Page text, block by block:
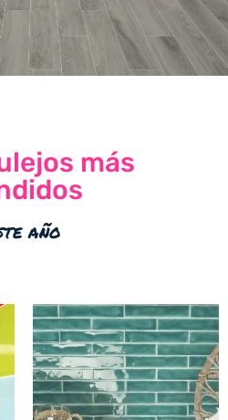
más
año